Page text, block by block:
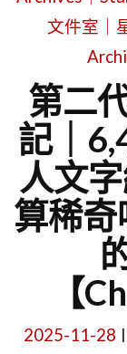
文件室｜
第二
記｜
人文
算稀奇
【
2025-11-28